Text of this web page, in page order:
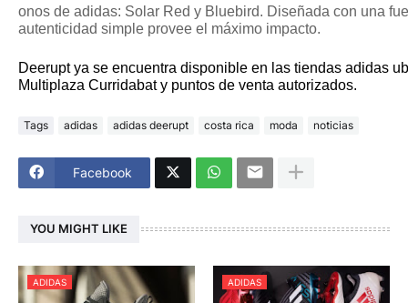
onos de adidas: Solar Red y Bluebird. Diseñada con una
autenticidad simple provee el máximo impacto.
Deerupt ya se encuentra disponible en las tiendas adidas
Multiplaza Curridabat y puntos de venta autorizados.
Tags adidas adidas deerupt costa rica moda noticias
Facebook
YOU MIGHT LIKE
ADIDAS ADIDAS